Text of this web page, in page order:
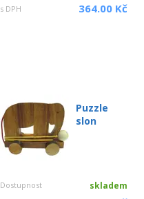
Puzzle
slon
Dostupnost skladem
s DPH 364.00 Kč